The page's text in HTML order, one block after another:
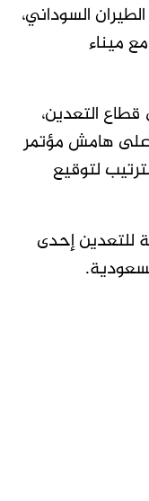
السوداني،
ميناء
التعدين،
على هامش مؤتمر
إلى الترتيب لتوقيع
للتعدين إحدى